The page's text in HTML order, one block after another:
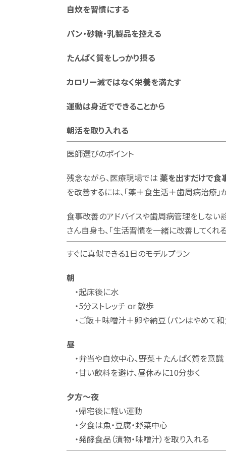
自炊を習慣にする
パン・砂糖・乳製品を控える
たんぱく質をしっかり摂る
カロリー減ではなく栄養を満たす
運動は身近でできることから
朝活を取り入れる
医師選びのポイント
残念ながら、医療現場では 薬を出すだけで
を改善するには、「薬＋食生活＋歯周病治療」
食事改善のアドバイスや歯周病管理をしない
さん自身も、「生活習慣を一緒に改善してくれ
すぐに真似できる1日のモデルプラン
朝
・起床後に水
・5分ストレッチ or 散歩
・ご飯＋味噌汁＋卵や納豆（パンはやめて和
昼
・弁当や自炊中心、野菜＋たんぱく質を意識
・甘い飲料を避け、昼休みに10分歩く
夕方～夜
・帰宅後に軽い運動
・夕食は魚・豆腐・野菜中心
・発酵食品（漬物・味噌汁）を取り入れる